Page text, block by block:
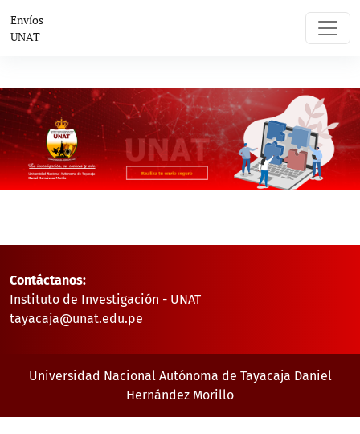
Envíos UNAT
Envíos
UNAT
Contáctanos:
Instituto de Investigación - UNAT
tayacaja@unat.edu.pe
Universidad Nacional Autónoma de Tayacaja Daniel
Hernández Morillo